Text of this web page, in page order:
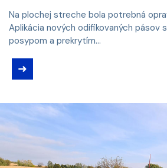
Na plochej streche bola potrebná
Aplikácia nových odifikovaných pásov
posypom a prekrytím...
➜